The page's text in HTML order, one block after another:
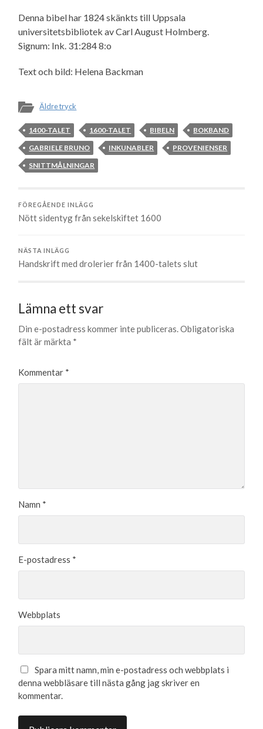
Denna bibel har 1824 skänkts till Uppsala
universitetsbibliotek av Carl August Holmberg.
Signum: Ink. 31:284 8:o
Text och bild: Helena Backman
Äldre tryck
1400-TALET 1600-TALET BIBELN
BOKBAND
GABRIELE BRUNO
INKUNABLER
PROVENIENSER
SNITTMÅLNINGAR
FÖREGÅENDE INLÄGG
Nött sidentyg från sekelskiftet 1600
NÄSTA INLÄGG
Handskrift med drolerier från 1400-talets slut
Lämna ett svar
Din e-postadress kommer inte publiceras.Obligatoriska
fält är märkta *
Kommentar *
Namn *
E-postadress *
Webbplats
Spara mitt namn, min e-postadress och webbplats i
denna webbläsare till nästa gång jag skriver en
kommentar.